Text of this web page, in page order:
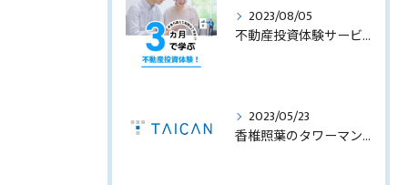
2023/08/05
不動産投資体験サービスのサービス内容を見直します！
2023/05/23
香椎照葉のタワーマンション！高利回りオーナーチェンジ販売します！